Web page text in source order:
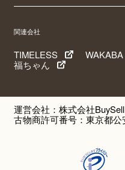
関連会社
TIMELESS WAKABA
福ちゃん
運営会社：株式会社
古物商許可番号：東京都